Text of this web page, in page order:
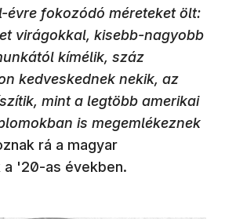
évre fokozódó méreteket ölt:
virágokkal, kisebb-nagyobb
kímélik, száz
kedveskednek nekik, az
mint a legtöbb amerikai
is megemlékeznek
rá a magyar
a '20-as években.